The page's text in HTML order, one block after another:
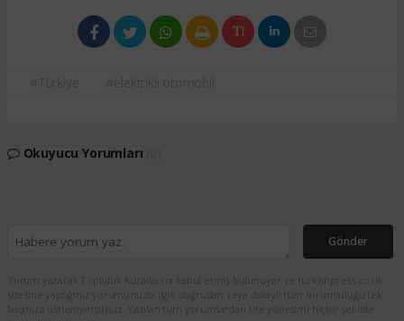
Okuyucu Yorumları
Gönder
Yorum yazarak Topluluk Kuralları’nı kabul etmiş bulunuyor ve turkishpress.co.uk
sitesine yaptığınız yorumunuzla ilgili doğrudan veya dolaylı tüm sorumluluğu tek
başınıza üstleniyorsunuz. Yazılan tüm yorumlardan site yönetimi hiçbir şekilde